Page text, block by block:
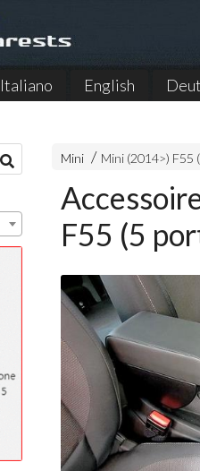
Italiano English
Mini Mini (2014>) F55
F55 (5